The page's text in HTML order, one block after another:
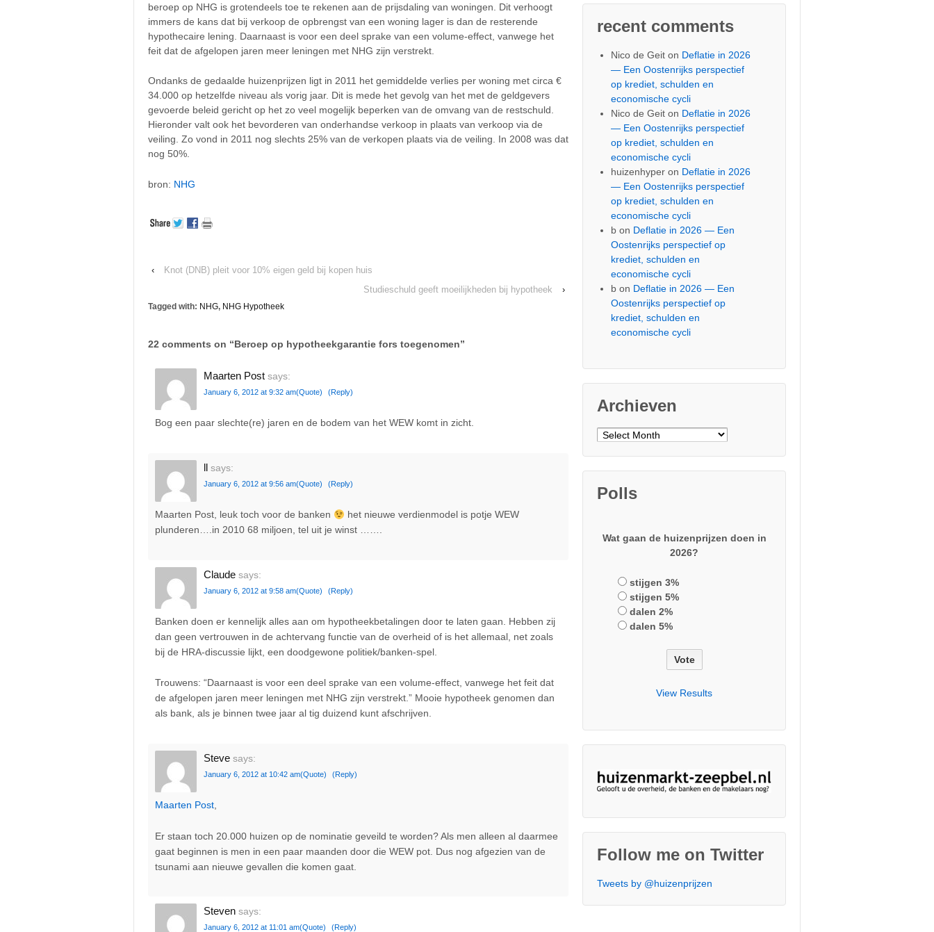
beroep op NHG is grotendeels toe te rekenen aan de prijsdaling van woningen. Dit verhoogt
immers de kans dat bij verkoop de opbrengst van een woning lager is dan de resterende
hypothecaire lening. Daarnaast is voor een deel sprake van een volume-effect, vanwege het
feit dat de afgelopen jaren meer leningen met NHG zijn verstrekt.
Ondanks de gedaalde huizenprijzen ligt in 2011 het gemiddelde verlies per woning met circa €
34.000 op hetzelfde niveau als vorig jaar. Dit is mede het gevolg van het met de geldgevers
gevoerde beleid gericht op het zo veel mogelijk beperken van de omvang van de restschuld.
Hieronder valt ook het bevorderen van onderhandse verkoop in plaats van verkoop via de
veiling. Zo vond in 2011 nog slechts 25% van de verkopen plaats via de veiling. In 2008 was dat
nog 50%.
bron: NHG
‹
Knot (DNB) pleit voor 10% eigen geld bij kopen huis
Studieschuld geeft moeilijkheden bij hypotheek
›
Tagged with: NHG, NHG Hypotheek
22 comments on “Beroep op hypotheekgarantie fors toegenomen”
Maarten Post says:
January 6, 2012 at 9:32 am(Quote) (Reply)
Bog een paar slechte(re) jaren en de bodem van het WEW komt in zicht.
ll says:
January 6, 2012 at 9:56 am(Quote) (Reply)
Maarten Post, leuk toch voor de banken
het nieuwe verdienmodel is potje WEW
plunderen….in 2010 68 miljoen, tel uit je winst …….
Claude says:
January 6, 2012 at 9:58 am(Quote) (Reply)
Banken doen er kennelijk alles aan om hypotheekbetalingen door te laten gaan. Hebben zij
dan geen vertrouwen in de achtervang functie van de overheid of is het allemaal, net zoals
bij de HRA-discussie lijkt, een doodgewone politiek/banken-spel.
Trouwens: “Daarnaast is voor een deel sprake van een volume-effect, vanwege het feit dat
de afgelopen jaren meer leningen met NHG zijn verstrekt.” Mooie hypotheek genomen dan
als bank, als je binnen twee jaar al tig duizend kunt afschrijven.
Steve says:
January 6, 2012 at 10:42 am(Quote) (Reply)
Maarten Post
Er staan toch 20.000 huizen op de nominatie geveild te worden? Als men alleen al daarmee
gaat beginnen is men in een paar maanden door die WEW pot. Dus nog afgezien van de
tsunami aan nieuwe gevallen die komen gaat.
Steven says:
January 6, 2012 at 11:01 am(Quote) (Reply)
recent comments
Nico de Geit on Deflatie in 2026
— Een Oostenrijks perspectief
op krediet, schulden en
economische cycli
Nico de Geit on Deflatie in 2026
— Een Oostenrijks perspectief
op krediet, schulden en
economische cycli
huizenhyper on Deflatie in 2026
— Een Oostenrijks perspectief
op krediet, schulden en
economische cycli
b on Deflatie in 2026 — Een
Oostenrijks perspectief op
krediet, schulden en
economische cycli
b on Deflatie in 2026 — Een
Oostenrijks perspectief op
krediet, schulden en
economische cycli
Archieven
Archieven
Polls
Wat gaan de huizenprijzen doen in
2026?
stijgen 3%
stijgen 5%
dalen 2%
dalen 5%
View Results
Follow me on Twitter
Tweets by @huizenprijzen